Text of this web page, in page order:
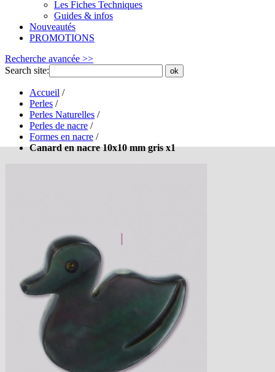
Les Fiches Techniques
Guides & infos
Nouveautés
PROMOTIONS
Recherche avancée >>
Search site:
ok
Accueil /
Perles /
Perles Naturelles /
Perles de nacre /
Formes en nacre /
Canard en nacre 10x10 mm gris x1